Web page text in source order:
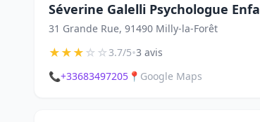
Séverine Galelli Psychologue
31 Grande Rue, 91490 Milly-la-Forêt
★★★☆☆3.7/5•3 avis
📞+33683497205 📍 Google Maps